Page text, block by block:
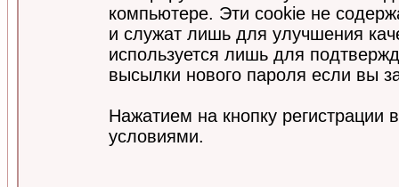
компьютере. Эти cookie не
и служат лишь для улучшения
используется лишь для
высылки нового пароля если вы
Нажатием на кнопку регистрации
условиями.